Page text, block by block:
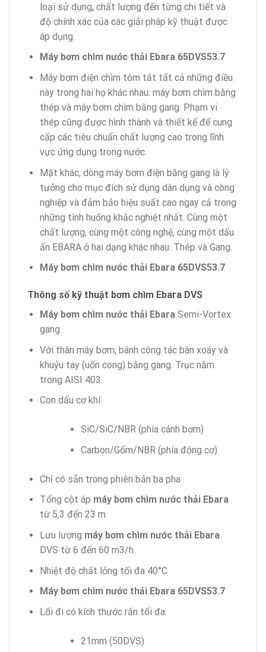
loại sử dụng,chất lượng đến từng chi tiết và
độ chính xác của các giải pháp kỹ thuật được
áp dụng.
Máy bơm chìm nước thải Ebara 65DVS53.7
Máy bơm điện chìm tóm tắt tất cả những điều
này trong hai họ khác nhau: máy bơm chìm bằng
thép và máy bơm chìm bằng gang. Phạm vi
thép cũng được hình thành và thiết kế để cung
cấp các tiêu chuẩn chất lượng cao trong lĩnh
vực ứng dụng trong nước.
Mặt khác, dòng máy bơm điện bằng gang là lý
tưởng cho mục đích sử dụng dân dụng và công
nghiệp và đảm bảo hiệu suất cao ngay cả trong
những tình huống khắc nghiệt nhất. Cùng một
chất lượng, cùng một công nghệ, cùng một dấu
ấn EBARA ở hai dạng khác nhau: Thép và Gang.
Máy bơm chìm nước thải Ebara 65DVS53.7
Thông số kỹ thuật bơm chìm Ebara DVS
Máy bơm chìm nước thải EbaraSemi-Vortex
gang.
Với thân máy bơm, bánh công tác bán xoáy và
khuỷu tay (uốn cong) bằng gang. Trục nằm
trong AISI 403.
Con dấu cơ khí:
SiC/SiC/NBR (phía cánh bơm)
Carbon/Gốm/NBR (phía động cơ)
Chỉ có sẵn trong phiên bản ba pha
Tổng cột áp máy bơm chìm nước thải Ebara
từ 5,3 đến 23 m
Lưu lượng máy bơm chìm nước thải Ebara
DVS từ 6 đến 60 m3/h
Nhiệt độ chất lỏng tối đa 40°C
Máy bơm chìm nước thải Ebara 65DVS53.7
Lối đi có kích thước rắn tối đa:
21mm (50DVS)